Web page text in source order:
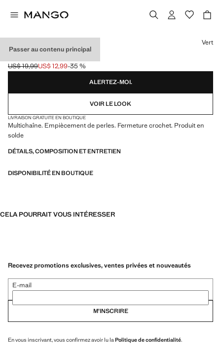
Passer au contenu principal
COLLIER MULTICHAÎNE
Prix initial barré [US$ 19,99 ]
US$ 19,99
Prix actuel [US$ 12,99 ]
US$ 12,99-35 %
Choisissez une couleur
Vert
ALERTEZ-MOI.
VOIR LE LOOK
LIVRAISON GRATUITE EN BOUTIQUE
Multichaîne. Empiècement de perles. Fermeture crochet. Produit en
solde
DÉTAILS, COMPOSITION ET ENTRETIEN
DISPONIBILITÉ EN BOUTIQUE
CELA POURRAIT VOUS INTÉRESSER
Recevez promotions exclusives, ventes privées et nouveautés
E-mail
M’INSCRIRE
En vous inscrivant, vous confirmez avoir lu la Politique de confidentialité.